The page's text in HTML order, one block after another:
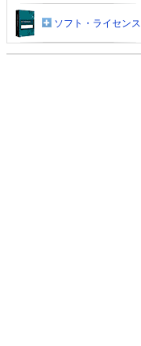
ソフト・ライセンス